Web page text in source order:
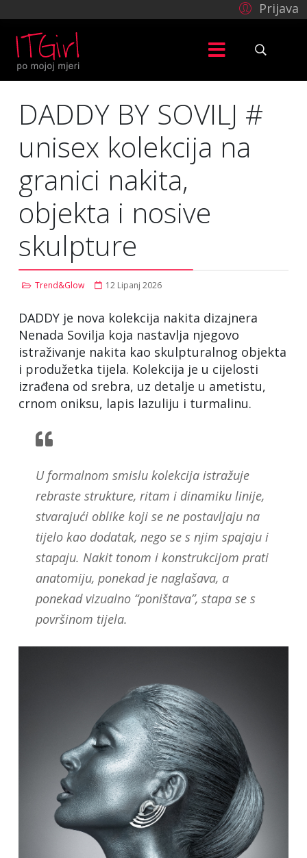
Prijava
DADDY BY SOVILJ #
unisex kolekcija na
granici nakita,
objekta i nosive
skulpture
Trend&Glow 12 Lipanj 2026
DADDY je nova kolekcija nakita dizajnera
Nenada Sovilja koja nastavlja njegovo
istraživanje nakita kao skulpturalnog objekta
i produžetka tijela. Kolekcija je u cijelosti
izrađena od srebra, uz detalje u ametistu,
crnom oniksu, lapis lazuliju i turmalinu.
U formalnom smislu kolekcija istražuje
rebraste strukture, ritam i dinamiku linije,
stvarajući oblike koji se ne postavljaju na
tijelo kao dodatak, nego se s njim spajaju i
stapaju. Nakit tonom i konstrukcijom prati
anatomiju, ponekad je naglašava, a
ponekad vizualno “poništava”, stapa se s
površinom tijela.